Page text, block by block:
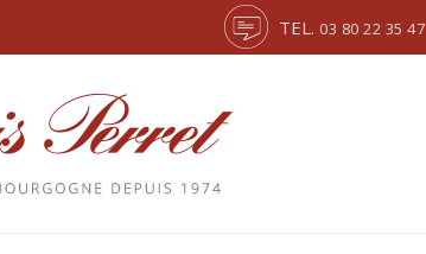
TEL. 03 80 22 35 47